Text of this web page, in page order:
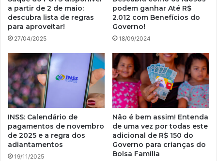
a partir de 2 de maio:
descubra lista de regras
para aproveitar!
27/04/2025
podem ganhar Até R$
2.012 com Benefícios do
Governo!
18/09/2024
INSS: Calendário de
pagamentos de novembro
de 2025 e a regra dos
adiantamentos
19/11/2025
Não é bem assim! Entenda
de uma vez por todas este
adicional de R$ 150 do
Governo para crianças do
Bolsa Família